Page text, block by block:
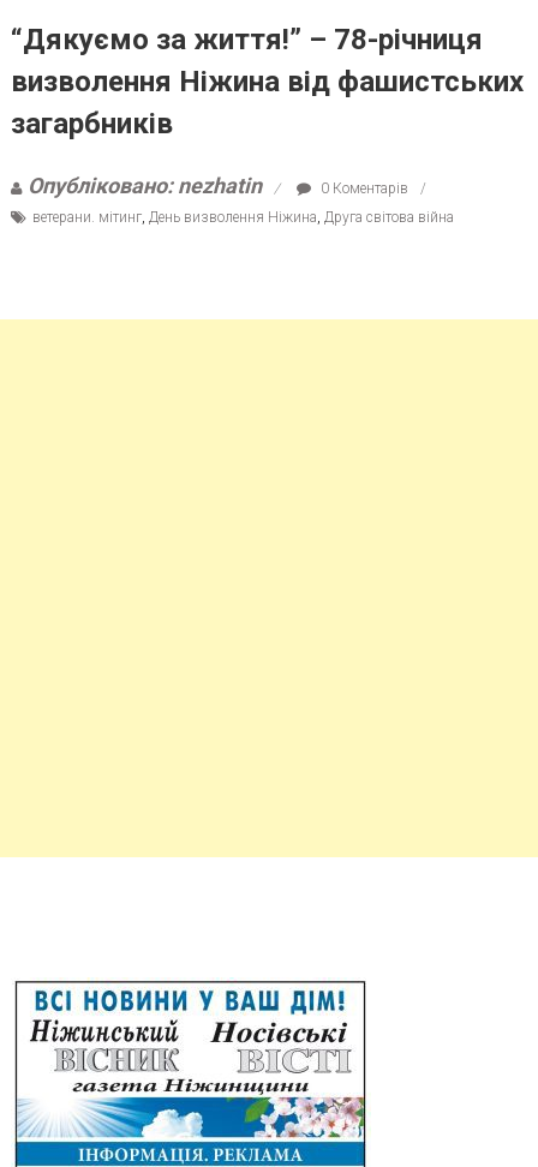
“Дякуємо за життя!” – 78-річниця
визволення Ніжина від фашистських
загарбників
Опубліковано: nezhatin
0 Коментарів
ветерани. мітинг, День визволення Ніжина, Друга світова війна